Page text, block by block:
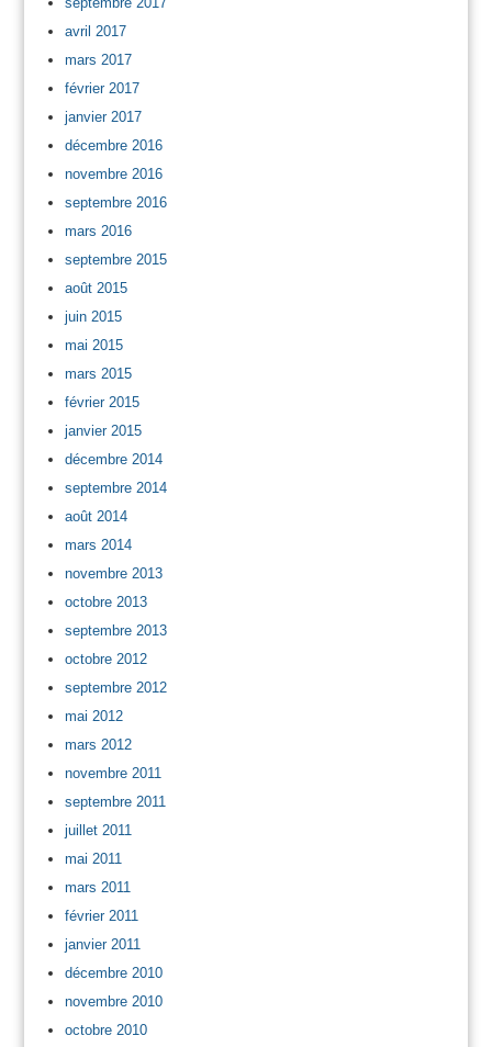
avril 2017
mars 2017
février 2017
janvier 2017
décembre 2016
novembre 2016
septembre 2016
mars 2016
septembre 2015
août 2015
juin 2015
mai 2015
mars 2015
février 2015
janvier 2015
décembre 2014
septembre 2014
août 2014
mars 2014
novembre 2013
octobre 2013
septembre 2013
octobre 2012
septembre 2012
mai 2012
mars 2012
novembre 2011
septembre 2011
juillet 2011
mai 2011
mars 2011
février 2011
janvier 2011
décembre 2010
novembre 2010
octobre 2010